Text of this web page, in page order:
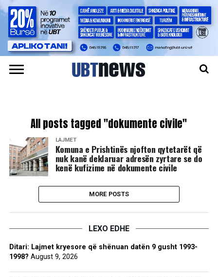
All posts tagged "dokumente civile"
LAJMET
Komuna e Prishtinës njofton qytetarët që
nuk kanë deklaruar adresën zyrtare se do
kenë kufizime në dokumente civile
MORE POSTS
LEXO EDHE
Ditari: Lajmet kryesore që shënuan datën 9 gusht 1993-
1998? August 9, 2026